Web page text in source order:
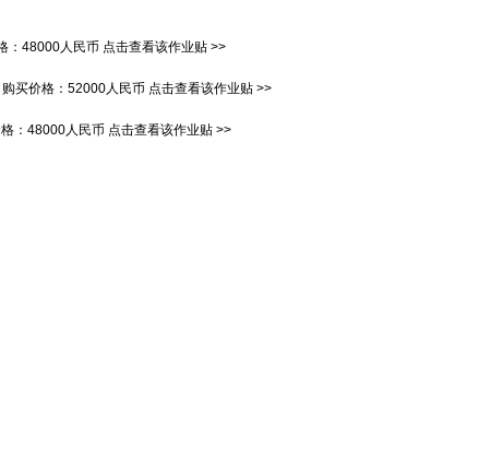
： 48000人民币 点击查看该作业贴 >>
购买价格： 52000人民币 点击查看该作业贴 >>
： 48000人民币 点击查看该作业贴 >>